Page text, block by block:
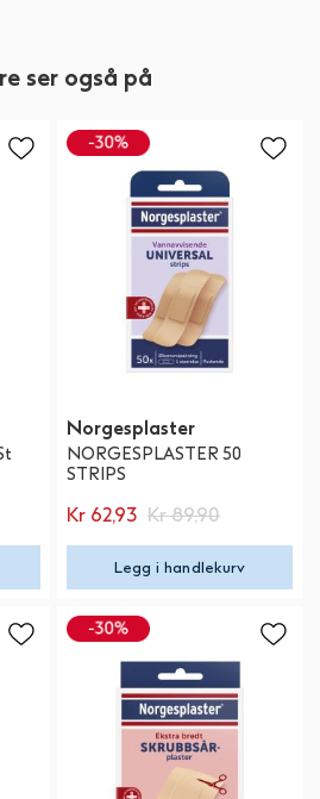
ser også på
Norgesplaster
NORGESPLASTER 50
STRIPS
Kr 62,93 Kr 89,90
Legg i handlekurv